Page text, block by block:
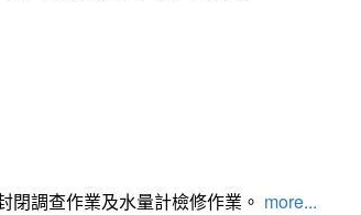
調查作業及水量計檢修作業。 more...